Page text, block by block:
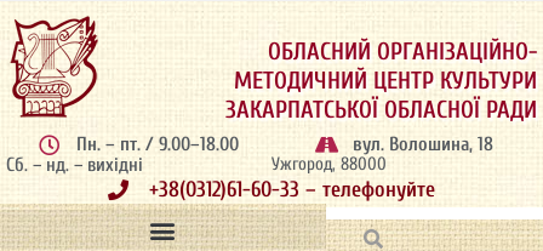
ОБЛАСНИЙ ОРГАНІЗАЦІЙНО-
МЕТОДИЧНИЙ ЦЕНТР КУЛЬТУРИ
ЗАКАРПАТСЬКОЇ ОБЛАСНОЇ РАДИ
Пн. – пт. / 9.00–18.00
Сб. – нд. – вихідні
вул. Волошина, 18
Ужгород, 88000
+38(0312)61-60-33 – телефонуйте